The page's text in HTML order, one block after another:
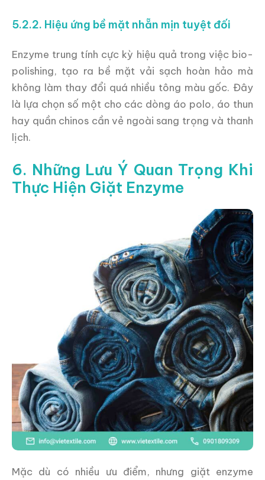
5.2.2. Hiệu ứng bề mặt nhẵn mịn tuyệt đối
Enzyme trung tính cực kỳ hiệu quả trong việc bio-
polishing, tạo ra bề mặt vải sạch hoàn hảo mà
không làm thay đổi quá nhiều tông màu gốc. Đây
là lựa chọn số một cho các dòng áo polo, áo thun
hay quần chinos cần vẻ ngoài sang trọng và thanh
lịch.
6. Những Lưu Ý Quan Trọng Khi
Thực Hiện Giặt Enzyme
Mặc dù có nhiều ưu điểm, nhưng giặt enzyme